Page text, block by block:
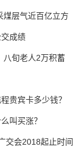
煤层气近百亿立方
成绩
八旬老人2万积蓄
贵宾卡多少钱？
叫买涨？
交会2018起止时间